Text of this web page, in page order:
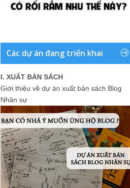
Các dự án đang triển khai
I. XUẤT BẢN SÁCH
Giới thiệu về dự án xuất bản sách Blog
Nhân sự